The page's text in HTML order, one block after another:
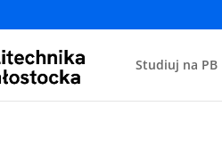
Studiuj na PB